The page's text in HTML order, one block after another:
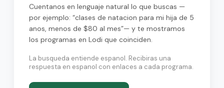
Cuentanos en lenguaje natural lo que buscas —
por ejemplo: “clases de natacion para mi hija de 5
anos, menos de $80 al mes”— y te mostramos
los programas en Lodi que coinciden.
La busqueda entiende espanol. Recibiras una
respuesta en espanol con enlaces a cada programa.